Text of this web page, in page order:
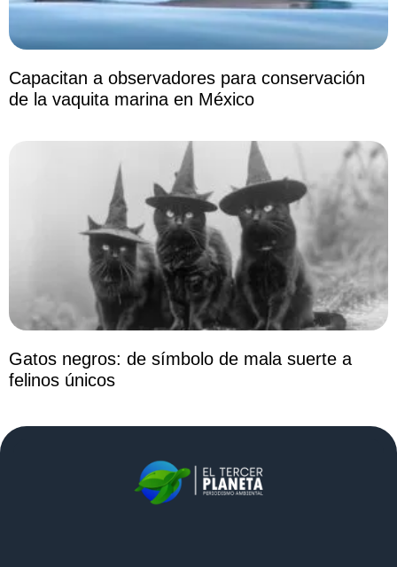
Capacitan a observadores para conservación
de la vaquita marina en México
Gatos negros: de símbolo de mala suerte a
felinos únicos